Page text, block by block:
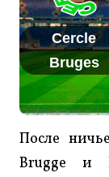
Cercle
Bruges
После
Brugge и